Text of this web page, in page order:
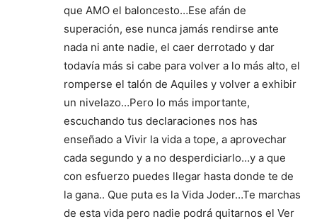
que AMO el baloncesto…Ese afán de
superación, ese nunca jamás rendirse ante
nada ni ante nadie, el caer derrotado y dar
todavía más si cabe para volver a lo más alto, el
romperse el talón de Aquiles y volver a exhibir
un nivelazo…Pero lo más importante,
escuchando tus declaraciones nos has
enseñado a Vivir la vida a tope, a aprovechar
cada segundo y a no desperdiciarlo…y a que
con esfuerzo puedes llegar hasta donde te de
la gana.. Que puta es la Vida Joder…Te marchas
de esta vida pero nadie podrá quitarnos el Ver